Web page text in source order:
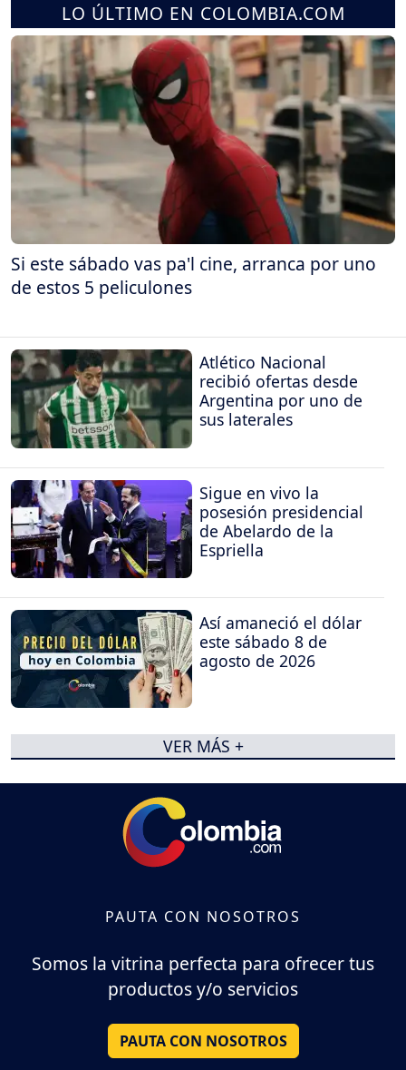
LO ÚLTIMO EN COLOMBIA.COM
Si este sábado vas pa'l cine, arranca por uno
de estos 5 peliculones
Atlético Nacional
recibió ofertas desde
Argentina por uno de
sus laterales
Sigue en vivo la
posesión presidencial
de Abelardo de la
Espriella
Así amaneció el dólar
este sábado 8 de
agosto de 2026
VER MÁS +
PAUTA CON NOSOTROS
Somos la vitrina perfecta para ofrecer tus
productos y/o servicios
PAUTA CON NOSOTROS